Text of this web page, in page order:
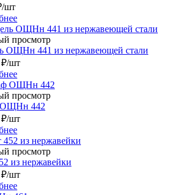
/шт
просмотр
ОЩНн 441 из нержавеющей стали
₽/шт
просмотр
442
₽/шт
просмотр
из нержавейки
₽/шт